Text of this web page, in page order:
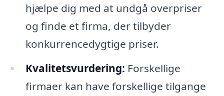
hjælpe dig med at undgå overpriser
og finde et firma, der tilbyder
konkurrencedygtige priser.
Kvalitetsvurdering: Forskellige
firmaer kan have forskellige tilgange